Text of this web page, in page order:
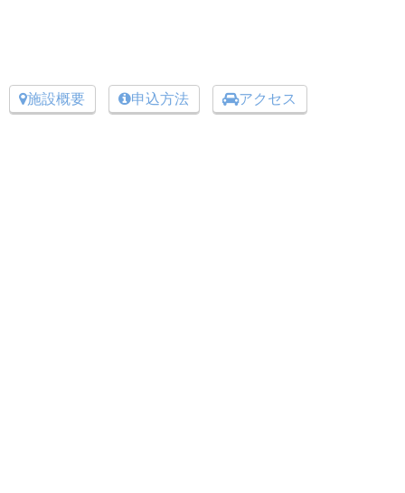
施設概要 申込方法 アクセス